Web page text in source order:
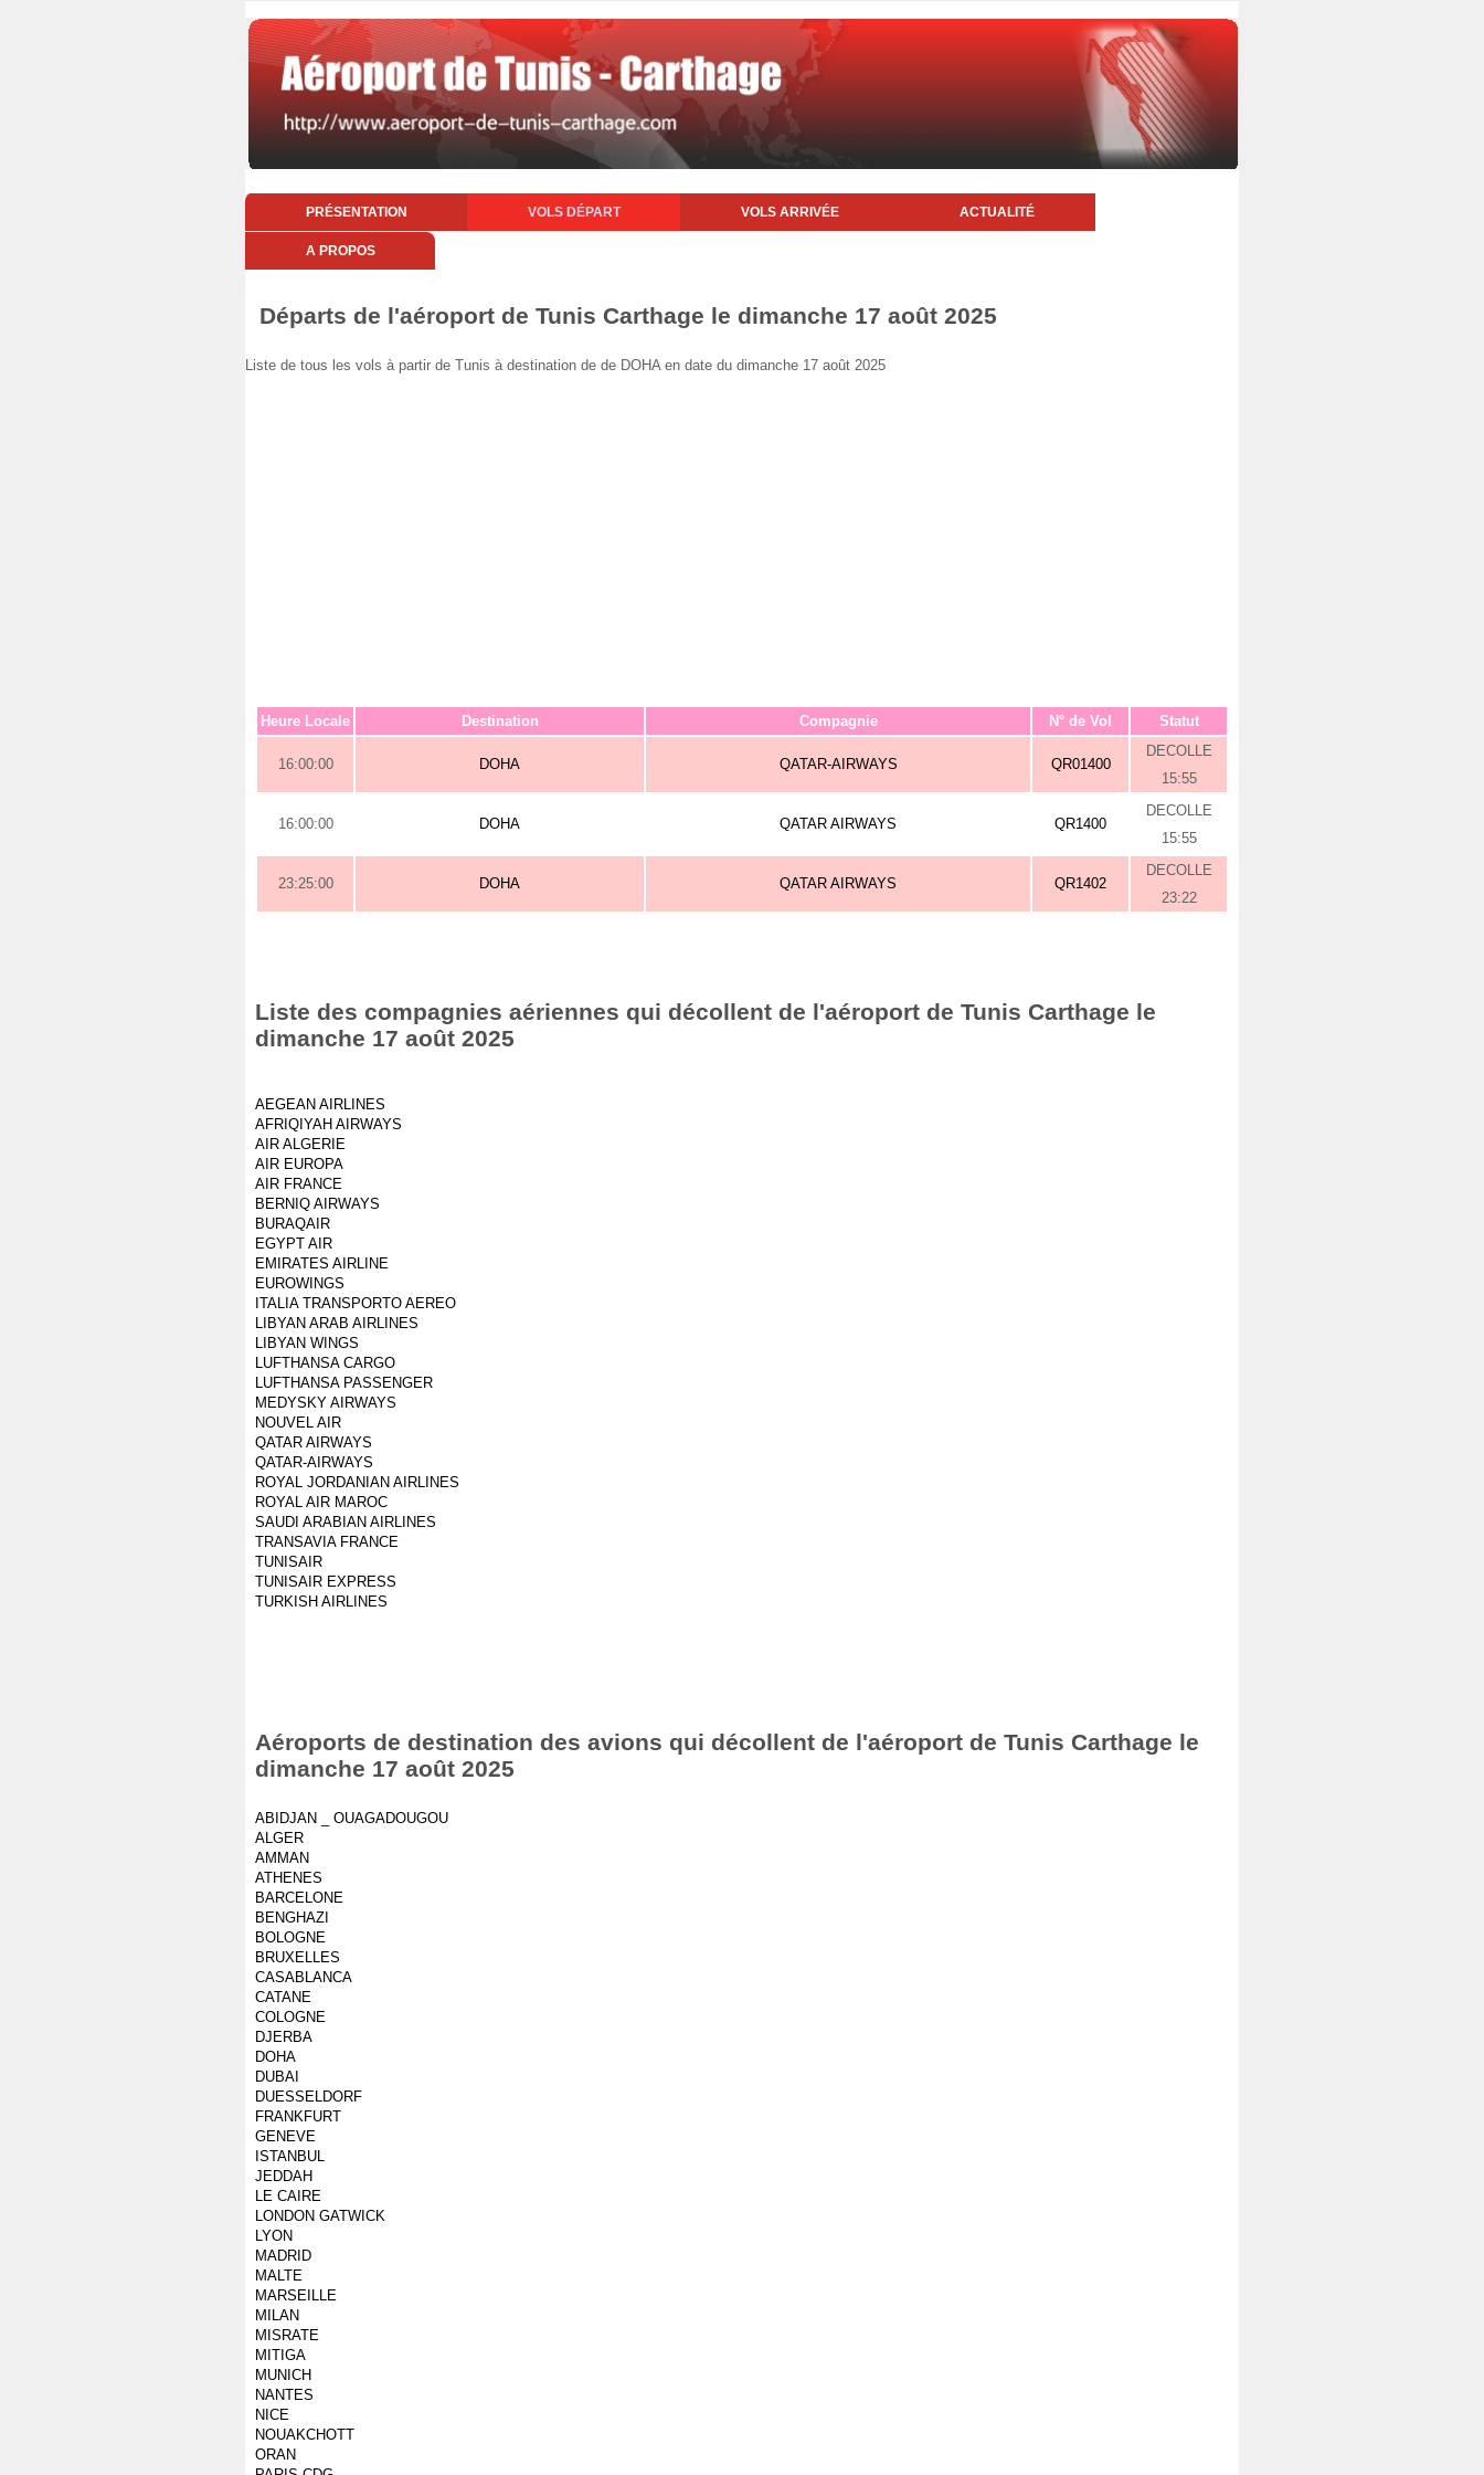
PRÉSENTATION VOLS DÉPART VOLS ARRIVÉE ACTUALITÉ
A PROPOS
Départs de l'aéroport de Tunis Carthage le dimanche 17 août 2025
Liste de tous les vols à partir de Tunis à destination de de DOHA en date du dimanche 17 août 2025
Heure Locale Destination Compagnie N° de Vol Statut
16:00:00 DOHA QATAR-AIRWAYS QR01400
DECOLLE
15:55
16:00:00 DOHA QATAR AIRWAYS QR1400
DECOLLE
15:55
23:25:00 DOHA QATAR AIRWAYS QR1402
DECOLLE
23:22
Liste des compagnies aériennes qui décollent de l'aéroport de Tunis Carthage le
dimanche 17 août 2025
AEGEAN AIRLINES
AFRIQIYAH AIRWAYS
AIR ALGERIE
AIR EUROPA
AIR FRANCE
BERNIQ AIRWAYS
BURAQAIR
EGYPT AIR
EMIRATES AIRLINE
EUROWINGS
ITALIA TRANSPORTO AEREO
LIBYAN ARAB AIRLINES
LIBYAN WINGS
LUFTHANSA CARGO
LUFTHANSA PASSENGER
MEDYSKY AIRWAYS
NOUVEL AIR
QATAR AIRWAYS
QATAR-AIRWAYS
ROYAL JORDANIAN AIRLINES
ROYAL AIR MAROC
SAUDI ARABIAN AIRLINES
TRANSAVIA FRANCE
TUNISAIR
TUNISAIR EXPRESS
TURKISH AIRLINES
Aéroports de destination des avions qui décollent de l'aéroport de Tunis Carthage le
dimanche 17 août 2025
ABIDJAN _ OUAGADOUGOU
ALGER
AMMAN
ATHENES
BARCELONE
BENGHAZI
BOLOGNE
BRUXELLES
CASABLANCA
CATANE
COLOGNE
DJERBA
DOHA
DUBAI
DUESSELDORF
FRANKFURT
GENEVE
ISTANBUL
JEDDAH
LE CAIRE
LONDON GATWICK
LYON
MADRID
MALTE
MARSEILLE
MILAN
MISRATE
MITIGA
MUNICH
NANTES
NICE
NOUAKCHOTT
ORAN